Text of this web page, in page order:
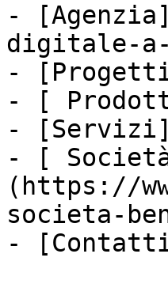
-
digitale-a-
-
- [
-
- [
(https://
societa-
-